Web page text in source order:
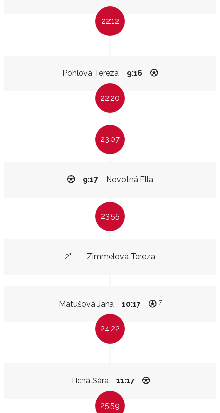
22:12
Pohlová Tereza 9:16
22:20
23:07
Novotná Ella
9:17
23:55
Zimmelová Tereza
2"
Matušová Jana 10:17 7
24:22
Tichá Sára 11:17
25:59